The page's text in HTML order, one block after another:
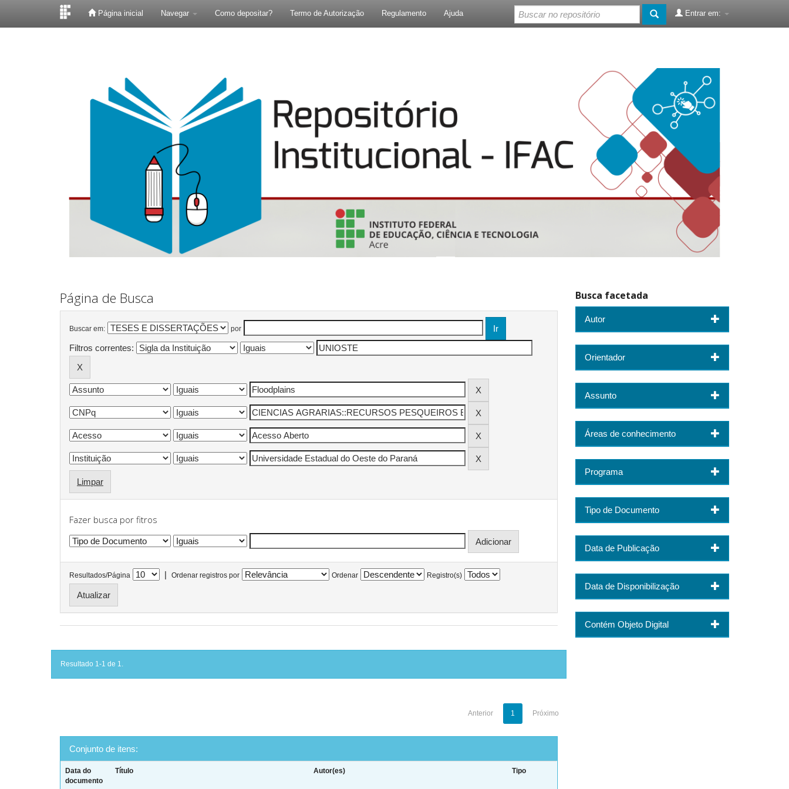
Página inicial Navegar Como depositar? Termo de Autorização Regulamento Ajuda Entrar em:
Página de Busca
Buscar em: por
Filtros correntes:
Limpar
Fazer busca por fitros
Resultados/Página | Ordenar registros por Ordenar Registro(s)
Resultado 1-1 de 1.
Anterior 1 Próximo
Conjunto de itens:
Data do
documento
Título Autor(es) Tipo
Busca facetada
Autor
Orientador
Assunto
Áreas de conhecimento
Programa
Tipo de Documento
Data de Publicação
Data de Disponibilização
Contém Objeto Digital